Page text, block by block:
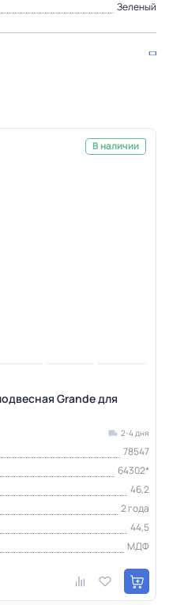
Зеленый
В наличии
Grande для
2-4 дня
78547
64302*
46,2
2 года
44,5
МДФ